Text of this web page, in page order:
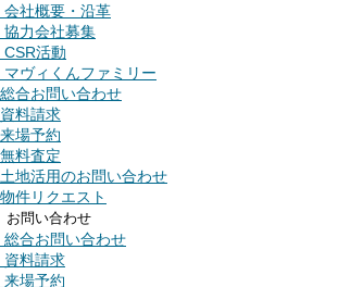
会社概要・沿革
協力会社募集
CSR活動
マヴィくんファミリー
総合お問い合わせ
資料請求
来場予約
無料査定
土地活用のお問い合わせ
物件リクエスト
お問い合わせ
総合お問い合わせ
資料請求
来場予約
リプロの
おすすめ
一戸建て
を探す
土地
を探す
マンション
を探す